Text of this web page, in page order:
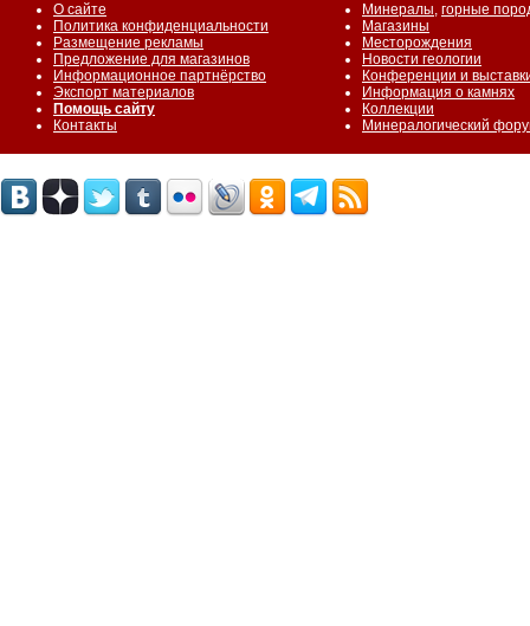
О сайте
Политика конфиденциальности
Размещение рекламы
Предложение для магазинов
Информационное партнёрство
Экспорт материалов
Помощь сайту
Контакты
Минералы, горные
Магазины
Месторождения
Новости геологии
Конференции и
Информация о камнях
Коллекции
Минералогический